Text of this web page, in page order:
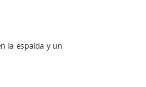
la espalda y un